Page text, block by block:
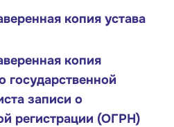
копия устава
копия
государственной
записи о
регистрации (ОГРН)